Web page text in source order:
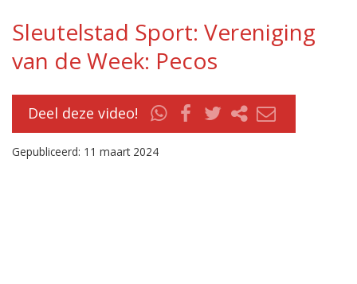
Sleutelstad Sport: Vereniging
van de Week: Pecos
Deel deze video!
Gepubliceerd: 11 maart 2024